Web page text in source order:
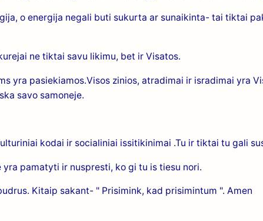
o energija negali buti sukurta ar sunaikinta- tai tiktai
ne tiktai savu likimu, bet ir Visatos.
yra pasiekiamos.Visos zinios, atradimai ir isradimai yra
savo samoneje.
kodai ir socialiniai issitikinimai .Tu ir tiktai tu gali
pamatyti ir nuspresti, ko gi tu is tiesu nori.
Kitaip sakant- " Prisimink, kad prisimintum ". Amen